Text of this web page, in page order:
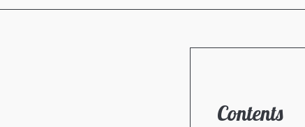
Contents